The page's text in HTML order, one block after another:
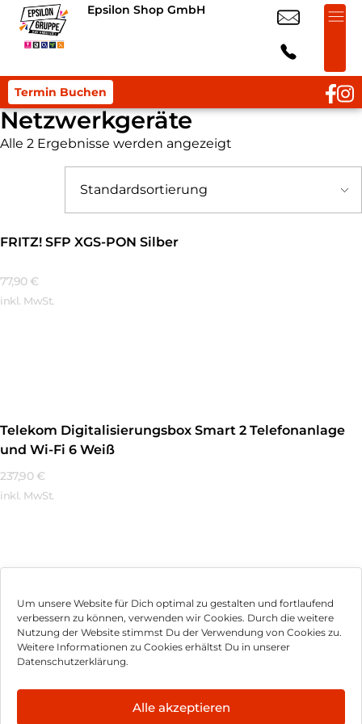
Um unsere Website für Dich optimal zu gestalten und fortlaufend
verbessern zu können, verwenden wir Cookies. Durch die weitere
Nutzung der Website stimmst Du der Verwendung von Cookies zu.
Weitere Informationen zu Cookies erhältst Du in unserer
Datenschutzerklärung.
Alle akzeptieren
Epsilon Shop GmbH
Termin Buchen
Netzwerkgeräte
Alle 2 Ergebnisse werden angezeigt
FRITZ! SFP XGS-PON Silber
77,90 €
inkl. MwSt.
Telekom Digitalisierungsbox Smart 2 Telefonanlage
und Wi-Fi 6 Weiß
237,90 €
inkl. MwSt.
Impressum